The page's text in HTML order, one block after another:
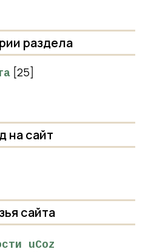
раздела
[25]
на сайт
сайта
uCoz